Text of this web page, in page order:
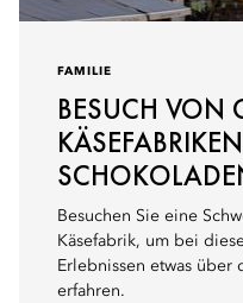
FAMILIE
BESUCH VON
Besuchen Sie eine
Käsefabrik, um bei
Erlebnissen etwas über
erfahren.